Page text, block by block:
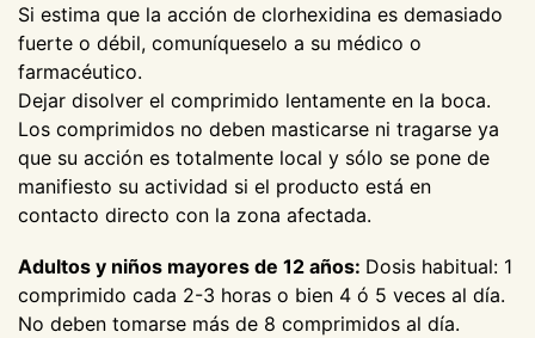
Si estima que la acción de clorhexidina es demasiado
fuerte o débil, comuníqueselo a su médico o
farmacéutico.
Dejar disolver el comprimido lentamente en la boca.
Los comprimidos no deben masticarse ni tragarse ya
que su acción es totalmente local y sólo se pone de
manifiesto su actividad si el producto está en
contacto directo con la zona afectada.
Adultos y niños mayores de 12 años: Dosis habitual: 1
comprimido cada 2-3 horas o bien 4 ó 5 veces al día.
No deben tomarse más de 8 comprimidos al día.